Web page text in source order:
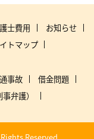
士費用
お知らせ
トマップ
事故
借金問題
弁護）